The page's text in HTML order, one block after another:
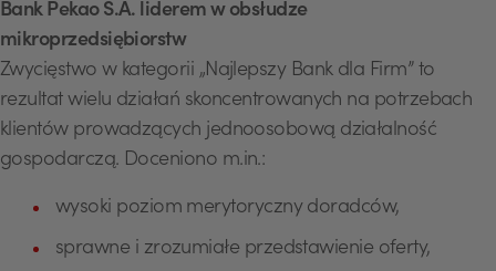
Bank Pekao S.A. liderem w obsłudze
mikroprzedsiębiorstw
Zwycięstwo w kategorii „Najlepszy Bank dla Firm” to
rezultat wielu działań skoncentrowanych na potrzebach
klientów prowadzących jednoosobową działalność
gospodarczą. Doceniono m.in.:
wysoki poziom merytoryczny doradców,
sprawne i zrozumiałe przedstawienie oferty,